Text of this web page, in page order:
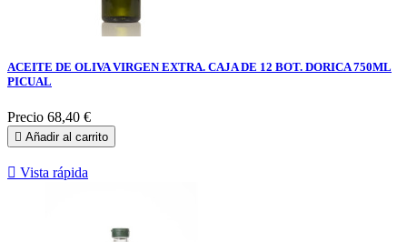
ACEITE DE OLIVA VIRGEN EXTRA. CAJA DE 12 BOT. DORICA 750ML
PICUAL
Precio 68,40 €
 Añadir al carrito
 Vista rápida